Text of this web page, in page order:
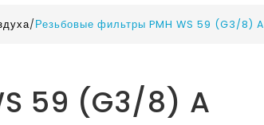
/Резьбовые фильтры PMH WS 59 (G3/8) A
59 (G3/8) A